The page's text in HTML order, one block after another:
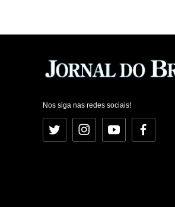
Nos siga nas redes sociais!
Twitter InstagramYouTubeFacebook